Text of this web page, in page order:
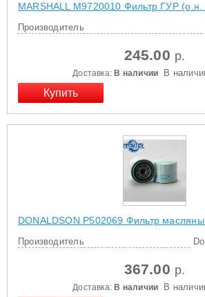
MARSHALL M9720010 Фильтр ГУР
Производитель
245.00 р.
Доставка: В наличии В
DONALDSON P502069 Фильтр
Производитель
367.00 р.
Доставка: В наличии В